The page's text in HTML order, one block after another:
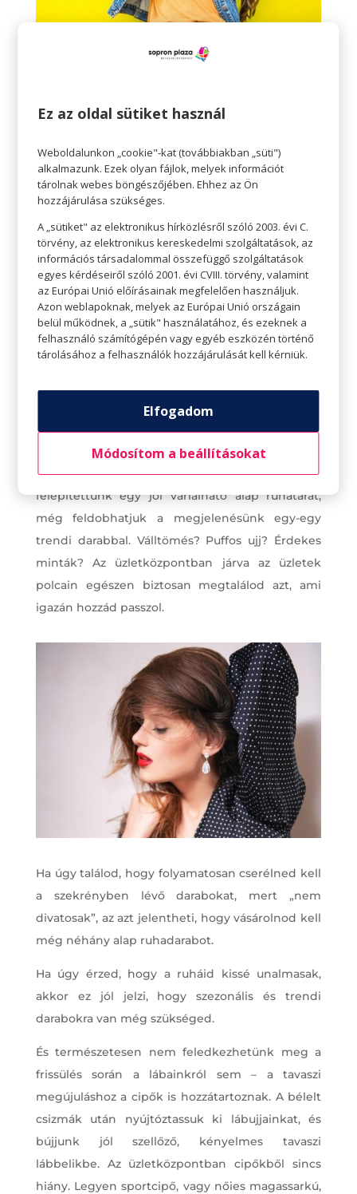
színek.
Tavasz esetében ez könnyebb szöveteket,
valamint világosabb és élénkebb színeket
jelent. Ne sajnáljuk az időt, vásárlásaink során az
friss, tavaszi színeket is. Kék farmer mellé egy
rózsaszín felső? Esetleg egy ragyogó piros? A
kiegészítők közül is bátran válogassunk, alap
szettünket remekül feldobhatja egy könnyű sál,
táska, kalap, és idén még mindig a maszk is.
Ha a szekrény már majdnem megtelt csinos
azok a darabok, amik esetleg hiányoznak.
Szerezzük be ezeket is. Ilyenkor figyelembe
vehetjük az adott évre jellemző friss trendeket,
hiszen attól, hogy a klasszikus darabokból
felépítettünk egy jól variálható alap ruhatárat,
még feldobhatjuk a megjelenésünk egy-egy
trendi darabbal. Válltömés? Puffos ujj? Érdekes
minták? Az üzletközpontban járva az üzletek
polcain egészen biztosan megtalálod azt, ami
igazán hozzád passzol.
Ha úgy találod, hogy folyamatosan cserélned kell
a szekrényben lévő darabokat, mert „nem
divatosak”, az azt jelentheti, hogy vásárolnod kell
még néhány alap ruhadarabot.
Ha úgy érzed, hogy a ruháid kissé unalmasak,
akkor ez jól jelzi, hogy szezonális és trendi
darabokra van még szükséged.
És természetesen nem feledkezhetünk meg a
frissülés során a lábainkról sem – a tavaszi
megújuláshoz a cipők is hozzátartoznak. A bélelt
csizmák után nyújtóztassuk ki lábujjainkat, és
bújjunk jól szellőző, kényelmes tavaszi
lábbelikbe. Az üzletközpontban cipőkből sincs
hiány. Legyen sportcipő, vagy nőies magassarkú,
Ez az oldal sütiket használ
Weboldalunkon „cookie"-kat (továbbiakban „süti")
alkalmazunk. Ezek olyan fájlok, melyek információt
tárolnak webes böngészőjében. Ehhez az Ön
hozzájárulása szükséges.
A „sütiket" az elektronikus hírközlésről szóló 2003. évi C.
törvény, az elektronikus kereskedelmi szolgáltatások, az
információs társadalommal összefüggő szolgáltatások
egyes kérdéseiről szóló 2001. évi CVIII. törvény, valamint
az Európai Unió előírásainak megfelelően használjuk.
Azon weblapoknak, melyek az Európai Unió országain
belül működnek, a „sütik" használatához, és ezeknek a
felhasználó számítógépén vagy egyéb eszközén történő
tárolásához a felhasználók hozzájárulását kell kérniük.
Elfogadom
Módosítom a beállításokat